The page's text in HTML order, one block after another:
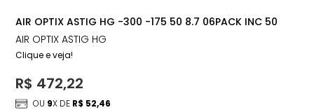
AIR OPTIX ASTIG HG -300 -175 50 8.7 06PACK INC 50
AIR OPTIX ASTIG HG
Clique e veja!
R$ 472,22
OU 9X DE R$ 52,46